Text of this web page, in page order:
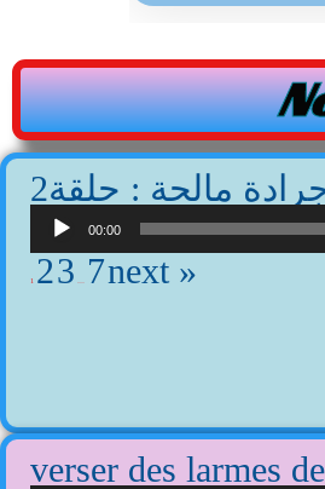
مالحة : حلقة
00:00
1 23 7next »
verser des larmes